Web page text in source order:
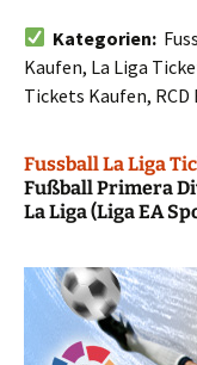
Kategorien:
Kaufen, La Liga
Tickets Kaufen,
Fussball La Liga
Fußball Primera
La Liga (Liga EA